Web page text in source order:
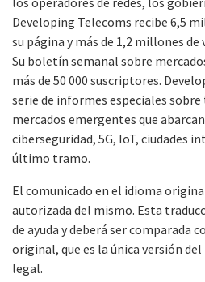
Developing Telecoms recibe 6,5
su página y más de 1,2 millones
Su boletín semanal sobre
más de 50 000 suscriptores.
serie de informes especiales
mercados emergentes que
ciberseguridad, 5G, IoT, ciudades
último tramo.
El comunicado en el idioma
autorizada del mismo. Esta
de ayuda y deberá ser comparada
original, que es la única versión
legal.